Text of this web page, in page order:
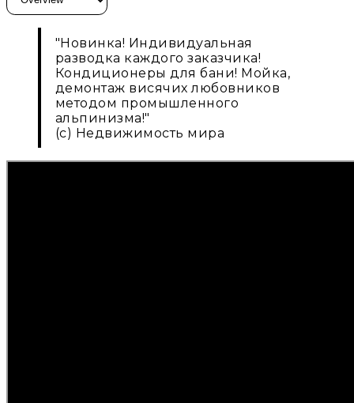
"Новинка! Индивидуальная
разводка каждого заказчика!
Кондиционеры для бани! Мойка,
демонтаж висячих любовников
методом промышленного
альпинизма!"
(с) Недвижимость мира